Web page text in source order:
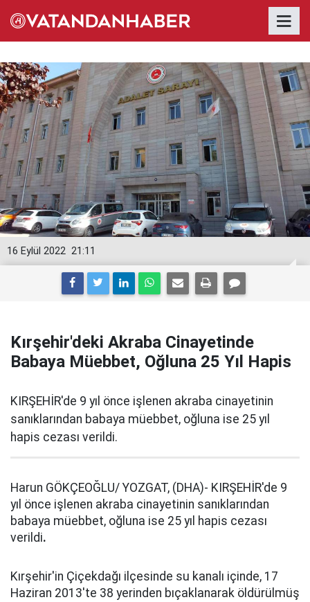
21:11
16 Eylül 2022
Kırşehir'deki Akraba Cinayetinde
Babaya Müebbet, Oğluna 25 Yıl Hapis
KIRŞEHİR'de 9 yıl önce işlenen akraba cinayetinin
sanıklarından babaya müebbet, oğluna ise 25 yıl
hapis cezası verildi.
Harun GÖKÇEOĞLU/ YOZGAT, (DHA)- KIRŞEHİR'de 9
yıl önce işlenen akraba cinayetinin sanıklarından
babaya müebbet, oğluna ise 25 yıl hapis cezası
verildi.
Kırşehir'in Çiçekdağı ilçesinde su kanalı içinde, 17
Haziran 2013'te 38 yerinden bıçaklanarak öldürülmüş